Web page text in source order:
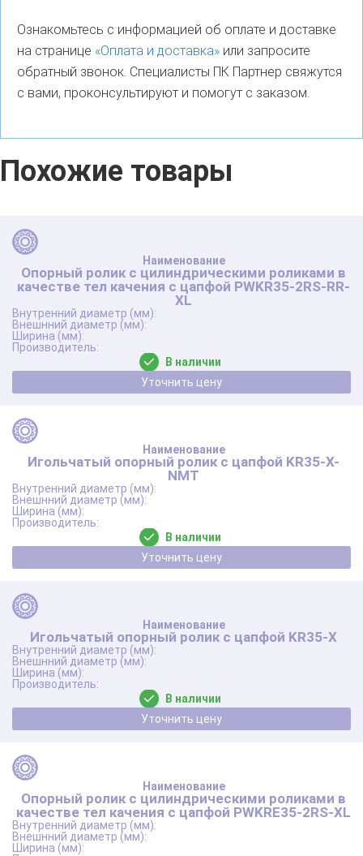
Ознакомьтесь с информацией об оплате и доставке
на странице «Оплата и доставка» или запросите
обратный звонок. Специалисты ПК Партнер свяжутся
с вами, проконсультируют и помогут с заказом.
Похожие товары
Опорный ролик с цилиндрическими роликами в
качестве тел качения с цапфой PWKR35-2RS-RR-
XL
В наличии
Уточнить цену
Игольчатый опорный ролик с цапфой KR35-X-
NMT
В наличии
Уточнить цену
Игольчатый опорный ролик с цапфой KR35-X
В наличии
Уточнить цену
Опорный ролик с цилиндрическими роликами в
качестве тел качения с цапфой PWKRE35-2RS-XL